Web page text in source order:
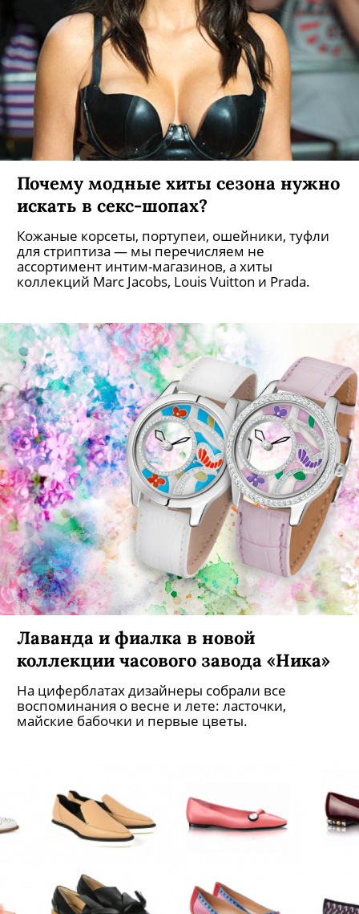
Почему модные хиты сезона нужно
искать в секс-шопах?
Кожаные корсеты, портупеи, ошейники, туфли
для стриптиза — мы перечисляем не
ассортимент интим-магазинов, а хиты
коллекций Marc Jacobs, Louis Vuitton и Prada.
Лаванда и фиалка в новой
коллекции часового завода «Ника»
На циферблатах дизайнеры собрали все
воспоминания о весне и лете: ласточки,
майские бабочки и первые цветы.